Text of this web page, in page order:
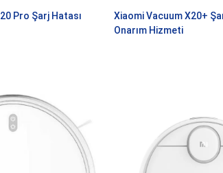
Pro Şarj Hatası
Xiaomi Vacuum X20+
Onarım Hizmeti